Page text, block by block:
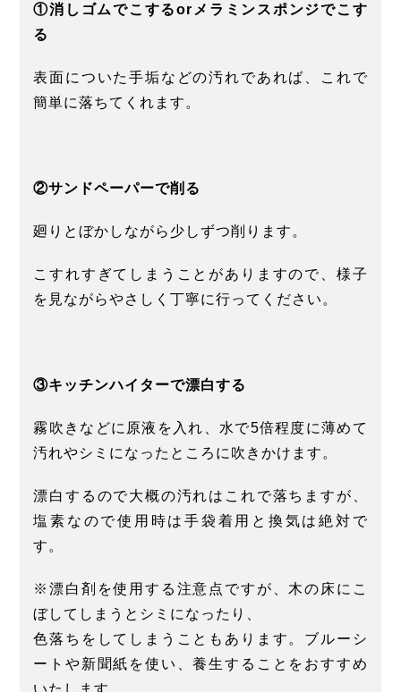
①消しゴムでこするorメラミンスポンジでこす
る
表面についた手垢などの汚れであれば、これで
簡単に落ちてくれます。
②サンドペーパーで削る
廻りとぼかしながら少しずつ削ります。
こすれすぎてしまうことがありますので、様子
を見ながらやさしく丁寧に行ってください。
③キッチンハイターで漂白する
霧吹きなどに原液を入れ、水で5倍程度に薄めて
汚れやシミになったところに吹きかけます。
漂白するので大概の汚れはこれで落ちますが、
塩素なので使用時は手袋着用と換気は絶対で
す。
※漂白剤を使用する注意点ですが、木の床にこ
ぼしてしまうとシミになったり、
色落ちをしてしまうこともあります。ブルーシ
ートや新聞紙を使い、養生することをおすすめ
いたします。